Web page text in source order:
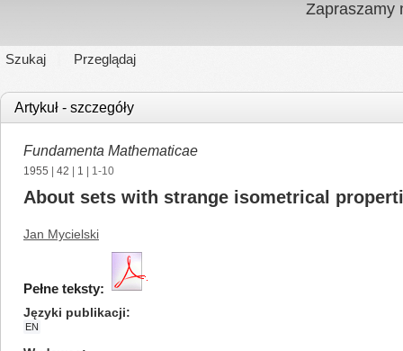
Zapraszamy
Szukaj Przeglądaj
Artykuł - szczegóły
Fundamenta Mathematicae
1955 42 1 | 1-10
About sets with strange isometrical
Jan Mycielski
Pełne teksty:
Języki publikacji
EN